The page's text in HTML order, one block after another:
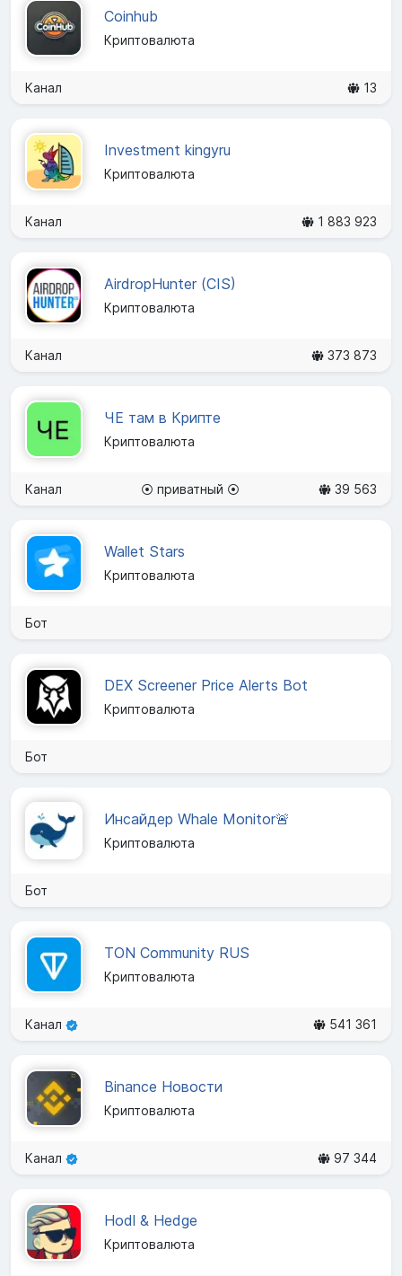
Coinhub
Криптовалюта
Канал 13
Investment kingyru
Криптовалюта
Канал 1 883 923
AirdropHunter (CIS)
Криптовалюта
Канал 373 873
ЧЕ там в Крипте
Криптовалюта
Канал ⦿ приватный ⦿ 39 563
Wallet Stars
Криптовалюта
Бот
DEX Screener Price Alerts Bot
Криптовалюта
Бот
Инсайдер Whale Monitor🚨
Криптовалюта
Бот
TON Community RUS
Криптовалюта
Канал 541 361
Binance Новости
Криптовалюта
Канал 97 344
Hodl & Hedge
Криптовалюта